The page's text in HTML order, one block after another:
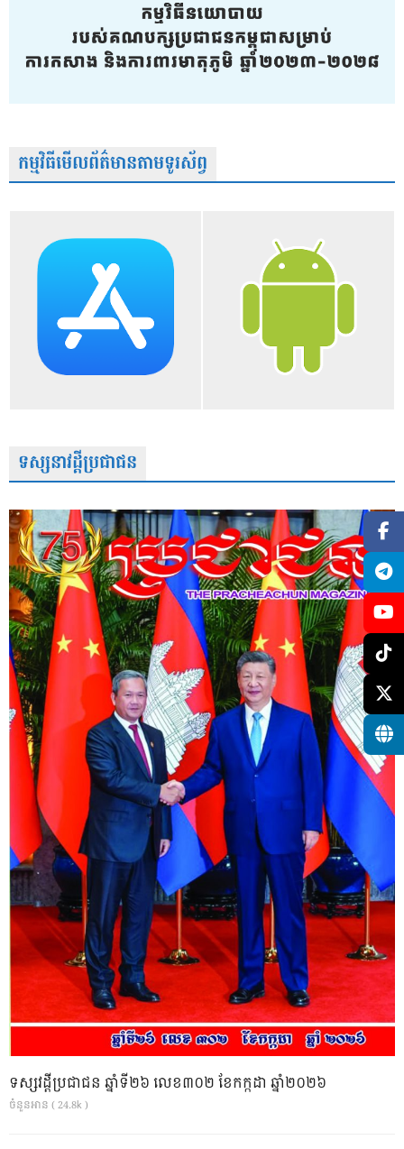
កម្មវិធីមើលព័ត៌មានតាមទូរស័ព្វ
ទស្សនាវដ្តីប្រជាជន
ទស្សវដ្តីប្រជាជន ឆ្នាំទី២៦ លេខ៣០២ ខែកក្កដា ឆ្នាំ២០២៦
ចំនួនអាន ( 24.8k )